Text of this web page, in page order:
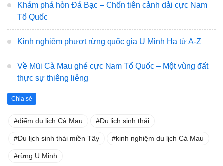
Khám phá hòn Đá Bạc – Chốn tiên cảnh dải cực Nam
Tổ Quốc
Kinh nghiệm phượt rừng quốc gia U Minh Hạ từ A-Z
Về Mũi Cà Mau ghé cực Nam Tổ Quốc – Một vùng đất
thực sự thiêng liêng
Chia sẻ
điểm du lịch Cà Mau Du lịch sinh thái
Du lịch sinh thái miền Tây kinh nghiệm du lịch Cà Mau
rừng U Minh